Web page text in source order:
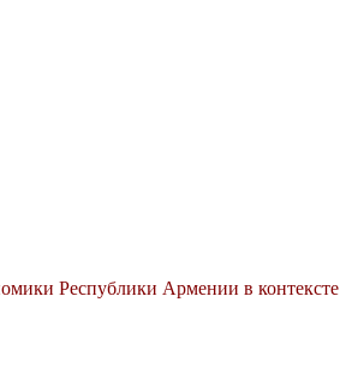
Республики Армении в контексте